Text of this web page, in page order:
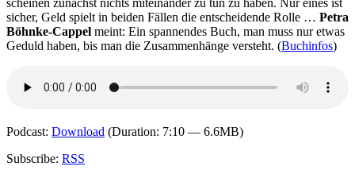
sicher, Geld spielt in beiden Fällen die entscheidende Rolle … Petra
Böhnke-Cappel meint: Ein spannendes Buch, man muss nur etwas
Geduld haben, bis man die Zusammenhänge versteht. (Buchinfos)
Podcast: Download (Duration: 7:10 — 6.6MB)
Subscribe: RSS